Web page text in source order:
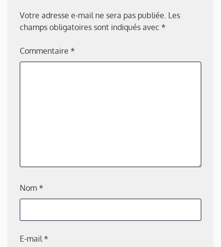
Votre adresse e-mail ne sera pas publiée. Les
champs obligatoires sont indiqués avec *
Commentaire *
Nom *
E-mail *